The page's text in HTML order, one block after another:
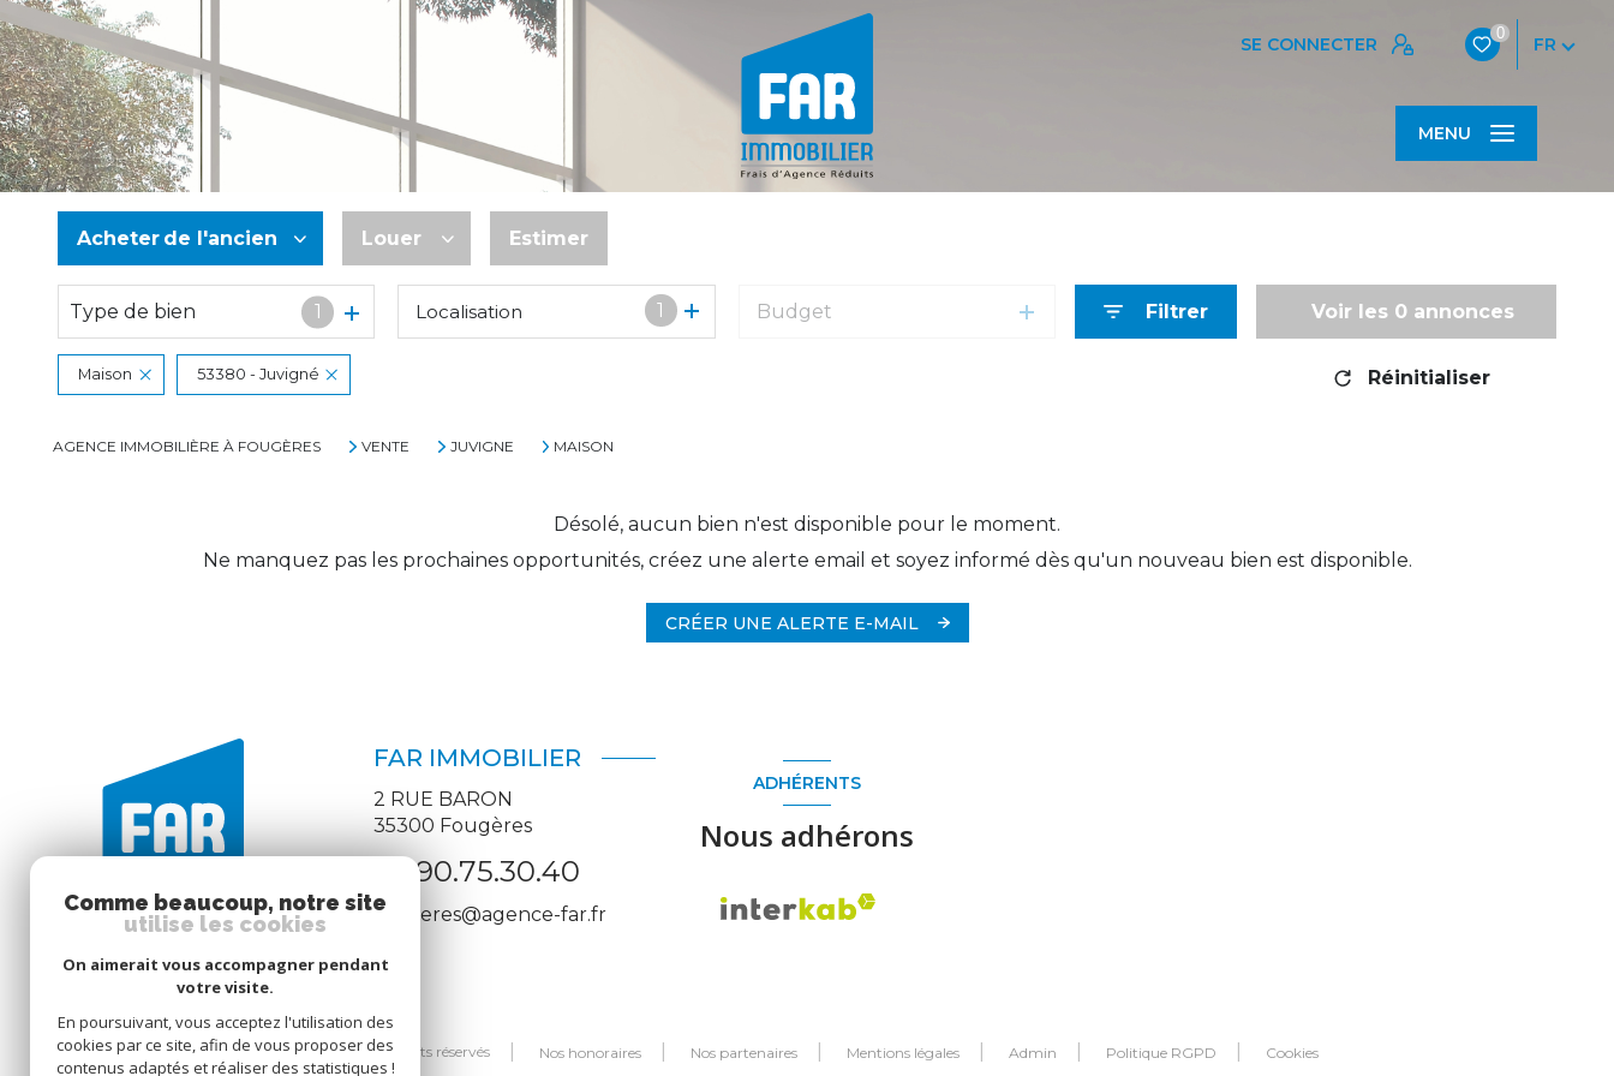
SE CONNECTER
0
FR
MENU
Acheter de l'ancien
De l'ancien
De l'immo pro
Louer
à l'année
Estimer
Type de bien 1 1
Localisation Budget Filtrer Voir les 0annonces
Maison 53380 - Juvigné Réinitialiser
AGENCE IMMOBILIÈRE À FOUGÈRES VENTE JUVIGNE MAISON
Désolé, aucun bien n'est disponible pour le moment.
Ne manquez pas les prochaines opportunités, créez une alerte email et soyez informé dès qu'un nouveau bien est disponible.
CRÉER UNE ALERTE E-MAIL
FAR IMMOBILIER
2 RUE BARON
35300 Fougères
02.90.75.30.40
fougeres@agence-far.fr
ADHÉRENTS
Nous adhérons
© 2026 | Tous droits réservés Nos honoraires Nos partenaires Mentions légales Admin Politique RGPD Cookies
Comme beaucoup, notre site
utilise les cookies
On aimerait vous accompagner pendant
votre visite.
En poursuivant, vous acceptez l'utilisation des
cookies par ce site, afin de vous proposer des
contenus adaptés et réaliser des statistiques !